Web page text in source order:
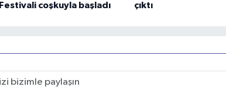
Festivali coşkuyla başladı
çıktı